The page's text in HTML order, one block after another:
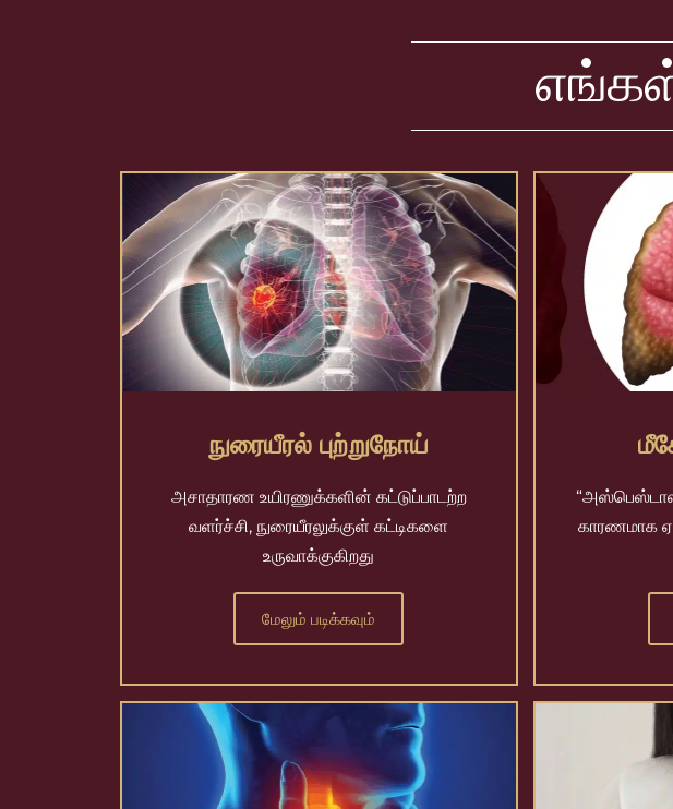
நுரையீரல் புற்றுநோய்
அசாதாரண உயிரணுக்களின் கட்டுப்பாடற்ற
வளர்ச்சி, நுரையீரலுக்குள் கட்டிகளை
உருவாக்குகிறது
மேலும் படிக்கவும்
காரணமாக